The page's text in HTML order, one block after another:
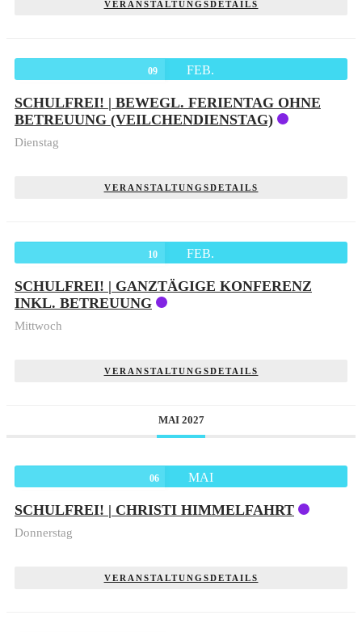
VERANSTALTUNGSDETAILS
09 FEB.
SCHULFREI! | BEWEGL. FERIENTAG OHNE
BETREUUNG (VEILCHENDIENSTAG)
Dienstag
VERANSTALTUNGSDETAILS
10 FEB.
SCHULFREI! | GANZTÄGIGE KONFERENZ
INKL. BETREUUNG
Mittwoch
VERANSTALTUNGSDETAILS
MAI 2027
06 MAI
SCHULFREI! | CHRISTI HIMMELFAHRT
Donnerstag
VERANSTALTUNGSDETAILS